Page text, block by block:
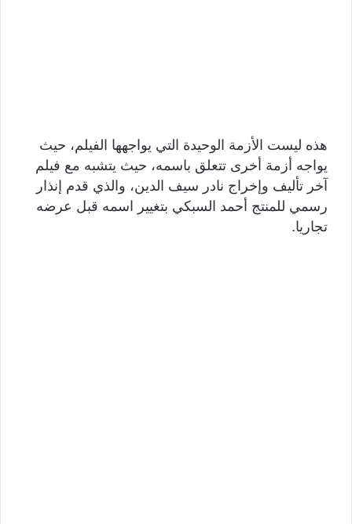
هذه ليست الأزمة الوحيدة التي يواجهها الفيلم، حيث
يواجه أزمة أخرى تتعلق باسمه، حيث يتشبه مع فيلم
آخر تأليف وإخراج نادر سيف الدين، والذي قدم إنذار
رسمي للمنتج أحمد السبكي بتغيير اسمه قبل عرضه
تجاريا.